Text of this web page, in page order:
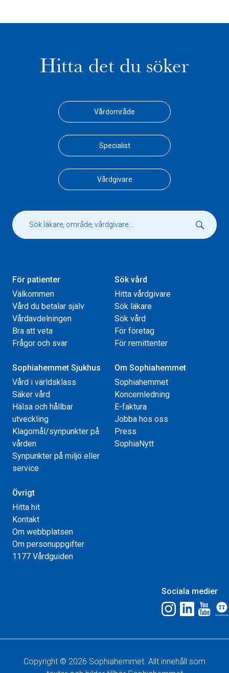
Hitta det du söker
Vårdområde
Specialist
Vårdgivare
För patienter
Välkommen
Vård du betalar själv
Vårdavdelningen
Bra att veta
Frågor och svar
Sök vård
Hitta vårdgivare
Sök läkare
Sök vård
För företag
För remittenter
Sophiahemmet Sjukhus
Vård i världsklass
Säker vård
Hälsa och hållbar
utveckling
Klagomål/synpunkter på
vården
Synpunkter på miljö eller
service
Om Sophiahemmet
Sophiahemmet
Koncernledning
E-faktura
Jobba hos oss
Press
SophiaNytt
Övrigt
Hitta hit
Kontakt
Om webbplatsen
Om personuppgifter
1177 Vårdguiden
Sociala medier
Copyright © 2026 Sophiahemmet. Allt innehåll som